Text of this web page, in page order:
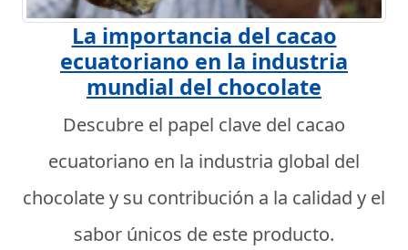
La importancia del cacao
ecuatoriano en la industria
mundial del chocolate
Descubre el papel clave del cacao
ecuatoriano en la industria global del
chocolate y su contribución a la calidad y el
sabor únicos de este producto.